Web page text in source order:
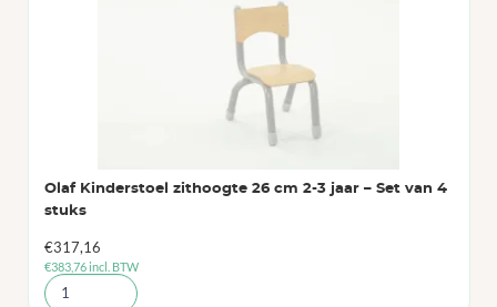
Olaf Kinderstoel zithoogte 26 cm 2-3 jaar – Set van 4
stuks
€317,16
€383,76incl. BTW